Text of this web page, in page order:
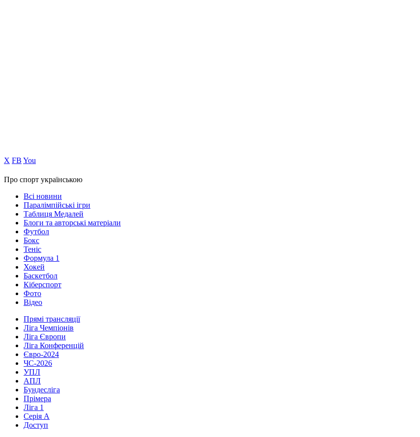
Х FB You
Про спорт українською
Всі новини
Паралімпійські ігри
Таблиця Медалей
Блоги та авторські матеріали
Футбол
Бокс
Теніс
Формула 1
Хокей
Баскетбол
Кіберспорт
Фото
Відео
Прямі трансляції
Ліга Чемпіонів
Ліга Європи
Ліга Конференцій
Євро-2024
ЧС-2026
УПЛ
АПЛ
Бундесліга
Прімера
Ліга 1
Серія А
Доступ